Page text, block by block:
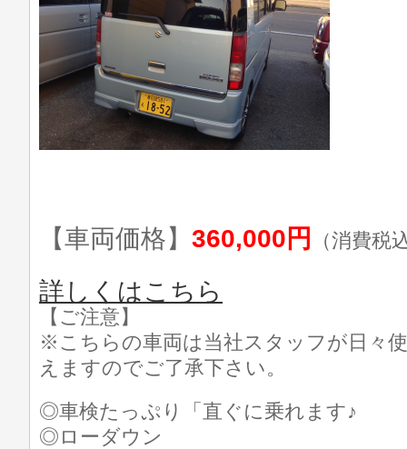
【車両価格】 360,000円 （消費税
詳しくはこちら
【ご注意】
※こちらの車両は当社スタッフが日々
えますのでご了承下さい。
◎車検たっぷり「直ぐに乗れます♪
◎ローダウン